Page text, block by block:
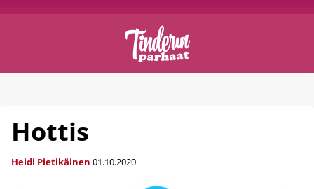
Hottis
Heidi Pietikäinen 01.10.2020